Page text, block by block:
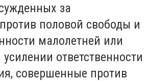
за
половой свободы и
малолетней или
ответственности
совершенные против